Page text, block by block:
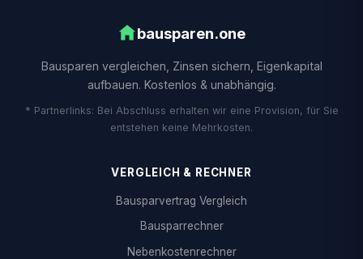
bausparen.one
Bausparen vergleichen, Zinsen sichern, Eigenkapital
aufbauen. Kostenlos & unabhängig.
* Partnerlinks: Bei Abschluss erhalten wir eine Provision, für Sie
entstehen keine Mehrkosten.
VERGLEICH & RECHNER
Bausparvertrag Vergleich
Bausparrechner
Nebenkostenrechner